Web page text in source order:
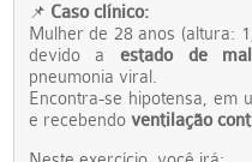
📌 Caso clínico:
Mulher de 28 anos (altura:
devido aestado de
pneumonia viral.
Encontra-se hipotensa, em
e recebendo ventilação